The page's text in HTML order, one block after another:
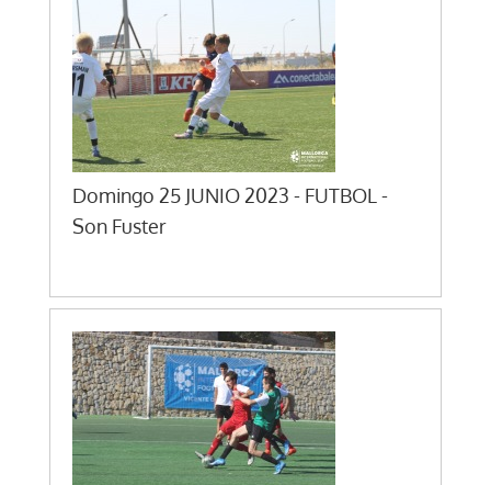
Domingo 25 JUNIO 2023 - FUTBOL -
Son Fuster